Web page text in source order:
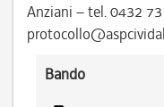
Anziani – tel. 0432
Bando